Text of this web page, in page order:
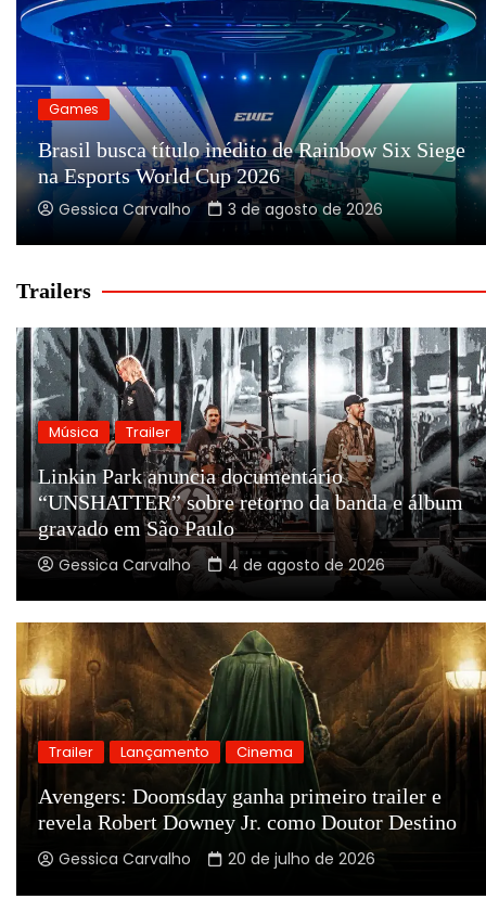
Games
Brasil busca título inédito de Rainbow Six Siege
na Esports World Cup 2026
Gessica Carvalho 3 de agosto de 2026
Trailers
Música Trailer
Linkin Park anuncia documentário
“UNSHATTER” sobre retorno da banda e álbum
gravado em São Paulo
Gessica Carvalho 4 de agosto de 2026
Trailer Lançamento Cinema
Avengers: Doomsday ganha primeiro trailer e
revela Robert Downey Jr. como Doutor Destino
Gessica Carvalho 20 de julho de 2026